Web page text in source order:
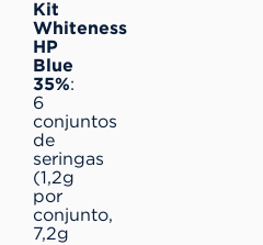
Kit
Whiteness
HP
Blue
35%:
6
conjuntos
de
seringas
(1,2g
por
conjunto,
7,2g